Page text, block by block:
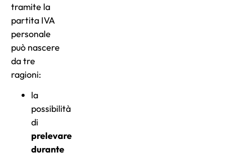
tramite la
partita IVA
personale
può nascere
da tre
ragioni:
la
possibilità
di
prelevare
durante